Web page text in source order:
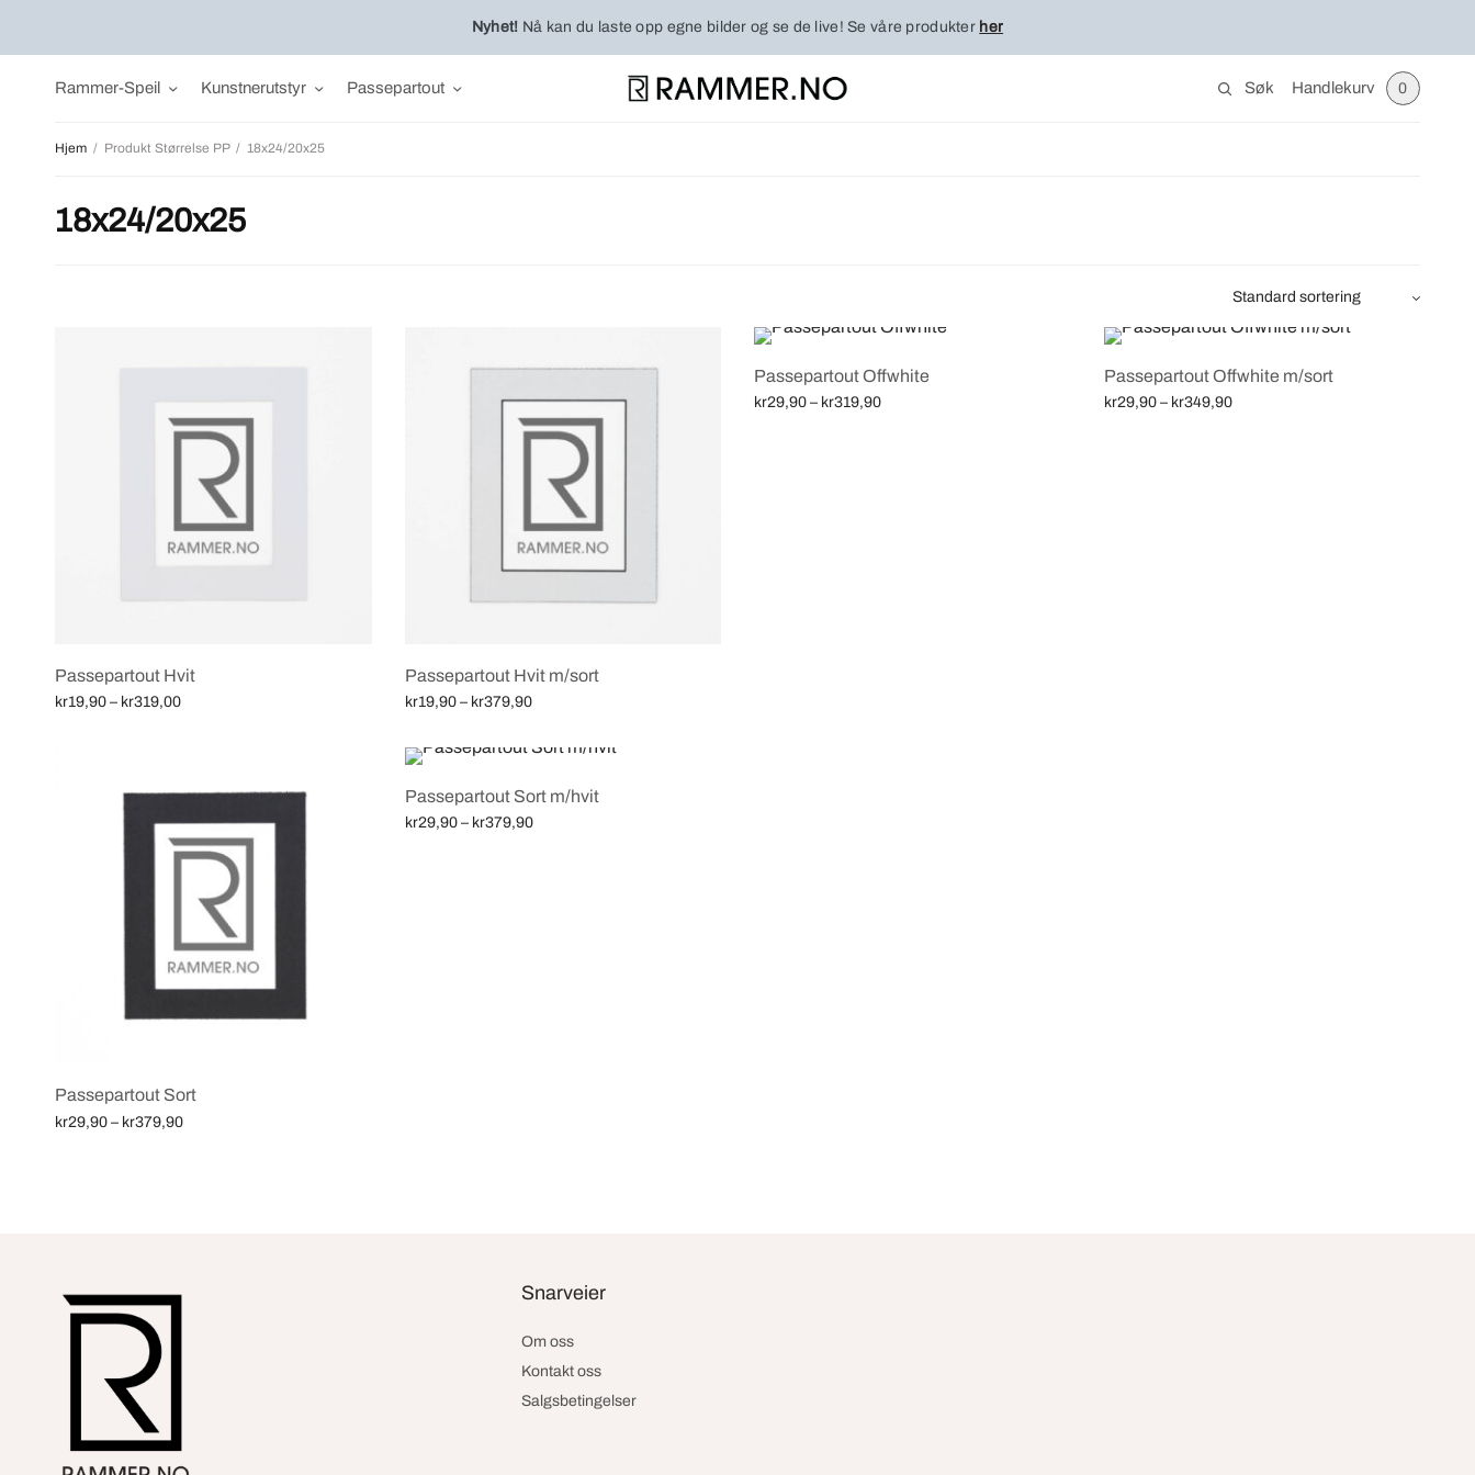
Nyhet! Nå kan du laste opp egne bilder og se de live! Se våre produkter her
Rammer-Speil Kunstnerutstyr Passepartout Søk Handlekurv 0
Hjem / Produkt Størrelse PP / 18x24/20x25
18x24/20x25
Passepartout Hvit
kr19,90 – kr319,00Price
kr319,00
Passepartout Hvit m/sort
kr19,90 – kr379,90Price
kr19,90
kr379,90
Passepartout Offwhite
kr29,90 – kr319,90Price
Passepartout Offwhite m/sort
kr29,90 – kr349,90Price
Passepartout Sort
kr29,90 – kr379,90Price
Passepartout Sort m/hvit
kr29,90 – kr379,90Price
Snarveier
Om oss
Kontakt oss
Salgsbetingelser